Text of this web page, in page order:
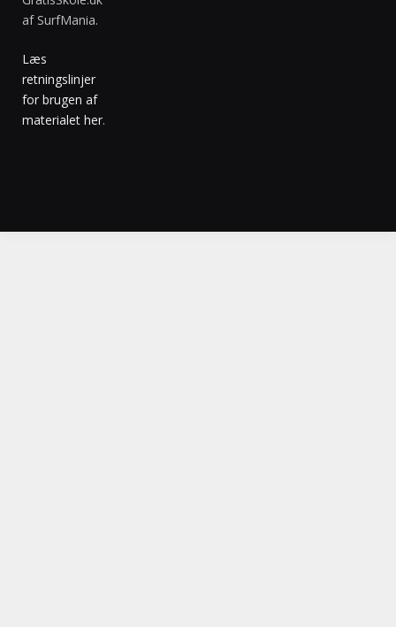
af SurfMania.
Læs
retningslinjer
for brugen af
materialet her.